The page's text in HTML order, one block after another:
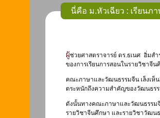
นี่คือ ม.หัวเฉียว : เรียนภ
ผู้ช่วยศาสตราจารย์ ดร.ธเนศ อิ่มสำราญ (2563) รองคณบดีคณะภาษาและวัฒนธรรมจีน ได้กล่าวถึง การนำอุปรากร “งิ้ว” มาเป็นส่วนหนึ่ง
ของการเรียนการสอนในรายวิชาจี
คณะภาษาและวัฒนธรรมจีน เล็งเห็
ตระหนักถึงความสำคัญของวัฒนธร
ดังนั้นทางคณะภาษาและวัฒนธรรมจี
รายวิชาจีนศึกษา และรายวิชาวัฒน